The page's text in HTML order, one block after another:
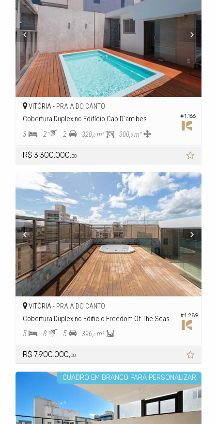
#1.166
VITÓRIA - PRAIA DO CANTO
Cobertura Duplex no Edifício Cap D`antibes
3 2 2 320,0 m² 300,0 m²
R$ 3.300.000,00
#1.289
VITÓRIA - PRAIA DO CANTO
Cobertura Duplex no Edificio Freedom Of The Seas
5 8 5 396,0 m²
R$ 7.900.000,00
QUADRO EM BRANCO PARA PERSONALIZAR